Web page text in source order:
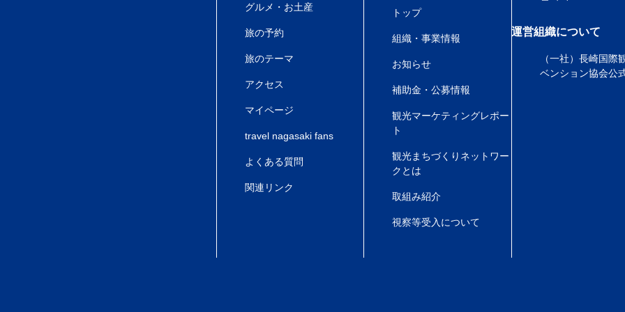
グルメ・お土産
旅の予約
旅のテーマ
アクセス
マイページ
travel nagasaki fans
よくある質問
関連リンク
トップ
組織・事業情報
お知らせ
補助金・公募情報
観光マーケティングレポー
ト
観光まちづくりネットワー
クとは
取組み紹介
視察等受入について
運営組織について
（一社）長崎国際
ベンション協会公